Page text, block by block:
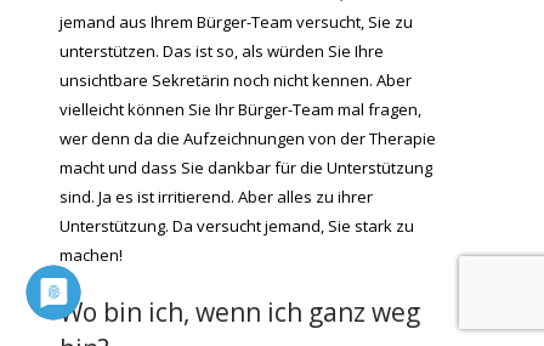
jemand aus Ihrem Bürger-Team versucht, Sie zu
unterstützen. Das ist so, als würden Sie Ihre
unsichtbare Sekretärin noch nicht kennen. Aber
vielleicht können Sie Ihr Bürger-Team mal fragen,
wer denn da die Aufzeichnungen von der Therapie
macht und dass Sie dankbar für die Unterstützung
sind. Ja es ist irritierend. Aber alles zu ihrer
Unterstützung. Da versucht jemand, Sie stark zu
machen!
Wo bin ich, wenn ich ganz weg